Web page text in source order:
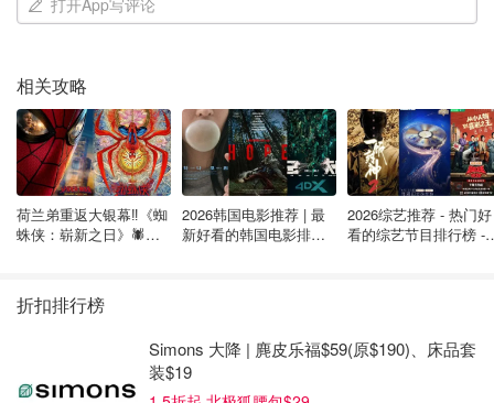
在听证会的前三天，租户要求听证会以法语进行，因此她不
才做出驱逐决定，大约又过了三个月，警长办公室才来执行
驱逐令。
Ranger说："我感到不可思议的是，纳税人支付给一个政府
机构的钱是零责任，他们认为某人拥有房屋而无家可归是可
以的。她给几位国会议员、安大略省省长道格-福特和总检
察长写了信，但没有得到提供帮助的答复。"
生活18个月？......这说不通。"
根据LTB的说法，Ranger的前租户仍然欠她24,000多元的租
金欠款和赔偿。
打开App写评论
相关攻略
荷兰弟重返大银幕‼️《蜘
蛛侠：崭新之日》🕷️北
2026韩国电影推荐 | 最
新好看的韩国电影排行
2026综艺推荐 - 热门好
看的综艺节目排行榜 -
折扣排行榜
Simons 大降 | 麂皮乐福$59(原$190)、床品套
装$19